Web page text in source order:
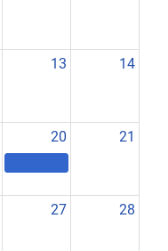
13 14
20 21
27 28